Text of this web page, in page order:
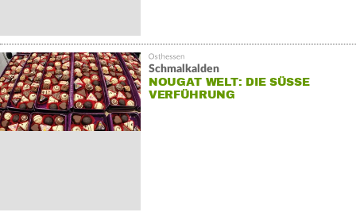
Schmalkalden
NOUGAT WELT: DIE SÜSSE V
ERFÜHRUNG